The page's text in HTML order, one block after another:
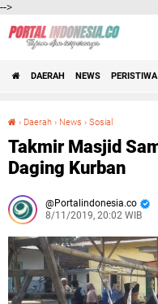
-->
DAERAH NEWS PERISTIWA
› Daerah › News › Sosial
Takmir Masjid
Daging Kurban
Portalindonesia.co
8/11/2019, 20:02 WIB